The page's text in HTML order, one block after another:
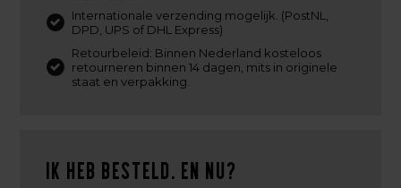
Internationale verzending mogelijk. (PostNL,
DPD, UPS of DHL Express)
Retourbeleid: Binnen Nederland kosteloos
retourneren binnen 14 dagen, mits in originele
staat en verpakking.
Ik heb besteld. En nu?